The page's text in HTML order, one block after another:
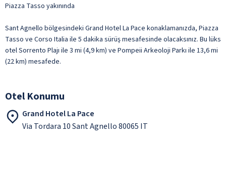
Piazza Tasso yakınında
Sant Agnello bölgesindeki Grand Hotel La Pace konaklamanızda, Piazza
Tasso ve Corso Italia ile 5 dakika sürüş mesafesinde olacaksınız. Bu lüks
otel Sorrento Plajı ile 3 mi (4,9 km) ve Pompeii Arkeoloji Parkı ile 13,6 mi
(22 km) mesafede.
Otel Konumu
Grand Hotel La Pace
Via Tordara 10 Sant Agnello 80065 IT